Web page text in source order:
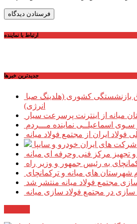
ارتباط با نماینده
جديدترين خبرها
انرژی)
میانه از اینترنت پرسرعت سیار
اسماعیلــی نماینده مـــردم
ایران از مجتمع فولاد میانه
های ایران خودرو و سایپا
به رئیس جمهور و وزیر راه
شهرستان های میانه و ترکمانچای
در مجتمع فولاد سازی میانه